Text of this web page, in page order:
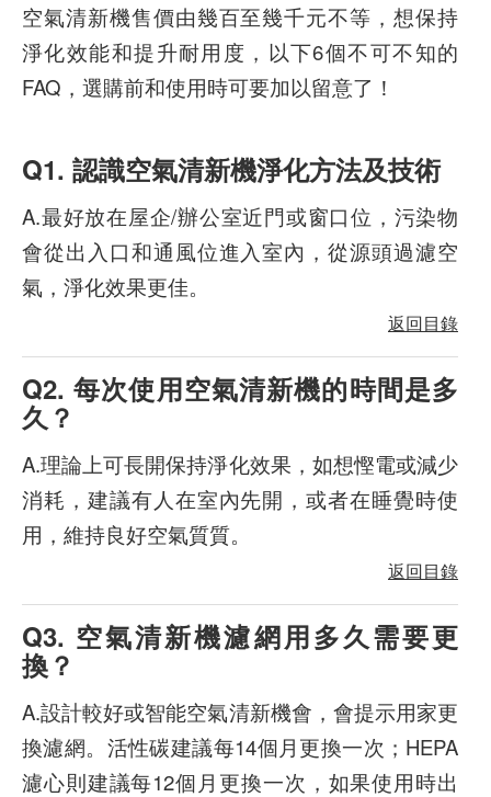
空氣清新機售價由幾百至幾千元不等，想保持
淨化效能和提升耐用度，以下6個不可不知的
FAQ，選購前和使用時可要加以留意了！
Q1. 認識空氣清新機淨化方法及技術
A.最好放在屋企/辦公室近門或窗口位，污染物
會從出入口和通風位進入室內，從源頭過濾空
氣，淨化效果更佳。
返回目錄
Q2. 每次使用空氣清新機的時間是多
久？
A.理論上可長開保持淨化效果，如想慳電或減少
消耗，建議有人在室內先開，或者在睡覺時使
用，維持良好空氣質質。
返回目錄
Q3. 空氣清新機濾網用多久需要更
換？
A.設計較好或智能空氣清新機會，會提示用家更
換濾網。活性碳建議每14個月更換一次；HEPA
濾心則建議每12個月更換一次，如果使用時出